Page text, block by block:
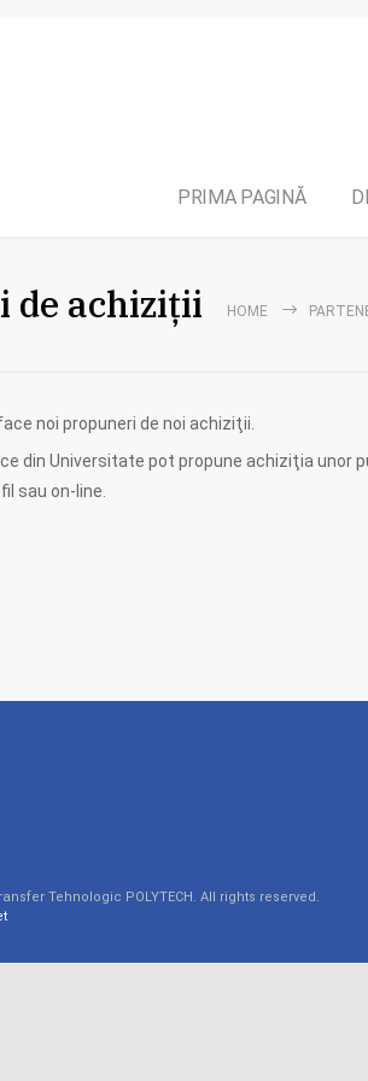
PRIMA PAGINĂ
de achiziţii HOME
noi propuneri de noi achiziţii.
din Universitate pot propune achiziţia unor
sau on-line.
Tehnologic POLYTECH. All rights reserved.